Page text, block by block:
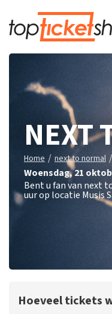
NEXT
Home / next to normal /
woensdag,21
Bent u fan van next
uur op locatie Musis
Hoeveel tickets